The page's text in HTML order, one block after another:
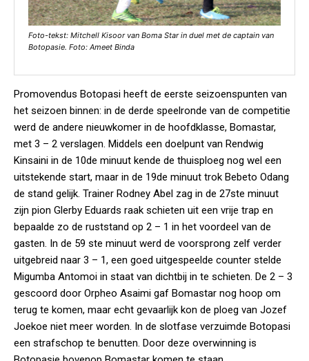
Foto-tekst: Mitchell Kisoor van Boma Star in duel met de captain van
Botopasie. Foto: Ameet Binda
Promovendus Botopasi heeft de eerste seizoenspunten van
het seizoen binnen: in de derde speelronde van de competitie
werd de andere nieuwkomer in de hoofdklasse, Bomastar,
met 3 – 2 verslagen. Middels een doelpunt van Rendwig
Kinsaini in de 10de minuut kende de thuisploeg nog wel een
uitstekende start, maar in de 19de minuut trok Bebeto Odang
de stand gelijk. Trainer Rodney Abel zag in de 27ste minuut
zijn pion Glerby Eduards raak schieten uit een vrije trap en
bepaalde zo de ruststand op 2 – 1 in het voordeel van de
gasten. In de 59 ste minuut werd de voorsprong zelf verder
uitgebreid naar 3 – 1, een goed uitgespeelde counter stelde
Migumba Antomoi in staat van dichtbij in te schieten. De 2 – 3
gescoord door Orpheo Asaimi gaf Bomastar nog hoop om
terug te komen, maar echt gevaarlijk kon de ploeg van Jozef
Joekoe niet meer worden. In de slotfase verzuimde Botopasi
een strafschop te benutten. Door deze overwinning is